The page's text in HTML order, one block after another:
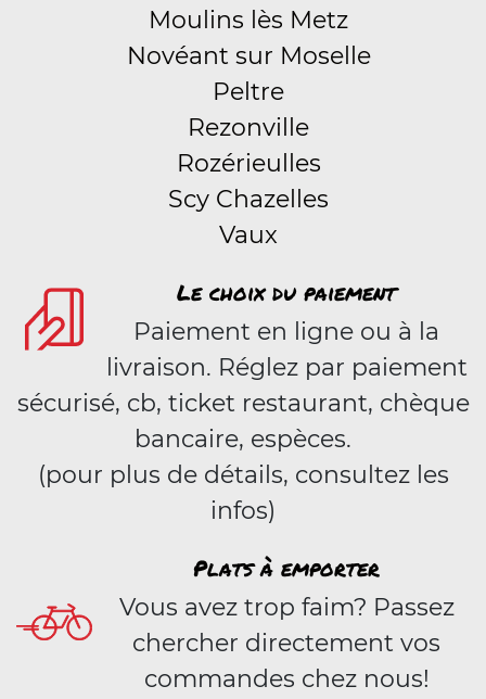
Moulins lès Metz
Novéant sur Moselle
Peltre
Rezonville
Rozérieulles
Scy Chazelles
Vaux
Le choix du paiement
Paiement en ligne ou à la
livraison. Réglez par paiement
sécurisé, cb, ticket restaurant, chèque
bancaire, espèces.
(pour plus de détails, consultez les
infos)
Plats à emporter
Vous avez trop faim? Passez
chercher directement vos
commandes chez nous!